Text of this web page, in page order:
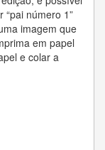
número 1”
imagem que
em papel
e colar a